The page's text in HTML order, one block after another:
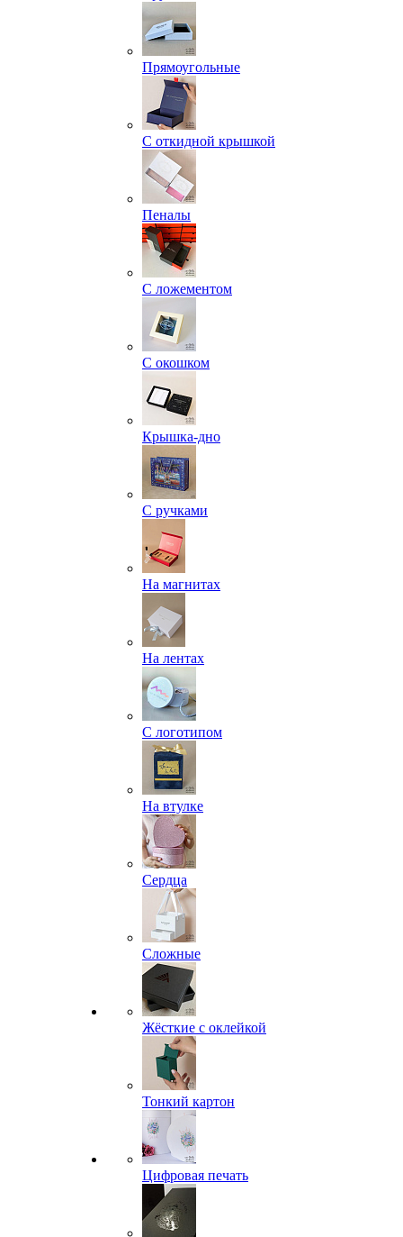
Прямоугольные
С откидной крышкой
Пеналы
С ложементом
С окошком
Крышка-дно
С ручками
На магнитах
На лентах
С логотипом
На втулке
Сердца
Сложные
Жёсткие с оклейкой
Тонкий картон
Цифровая печать